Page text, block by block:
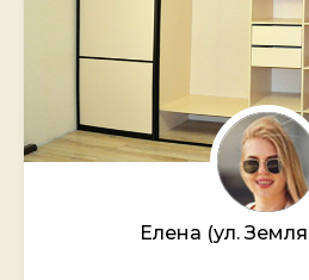
Елена (ул.